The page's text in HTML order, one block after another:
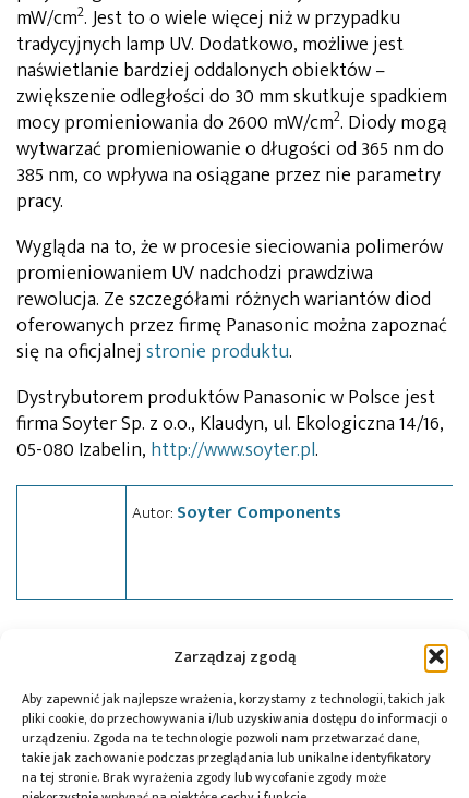
Zarządzaj zgodą
Aby zapewnić jak najlepsze wrażenia, korzystamy z technologii, takich jak
pliki cookie, do przechowywania i/lub uzyskiwania dostępu do informacji o
urządzeniu. Zgoda na te technologie pozwoli nam przetwarzać dane,
takie jak zachowanie podczas przeglądania lub unikalne identyfikatory
na tej stronie. Brak wyrażenia zgody lub wycofanie zgody może
mW/cm2. Jest to o wiele więcej niż w przypadku
tradycyjnych lamp UV. Dodatkowo, możliwe jest
naświetlanie bardziej oddalonych obiektów –
zwiększenie odległości do 30 mm skutkuje spadkiem
mocy promieniowania do 2600 mW/cm2. Diody mogą
wytwarzać promieniowanie o długości od 365 nm do
385 nm, co wpływa na osiągane przez nie parametry
pracy.
Wygląda na to, że w procesie sieciowania polimerów
promieniowaniem UV nadchodzi prawdziwa
rewolucja. Ze szczegółami różnych wariantów diod
oferowanych przez firmę Panasonic można zapoznać
się na oficjalnej stronie produktu.
Dystrybutorem produktów Panasonic w Polsce jest
firma Soyter Sp. z o.o., Klaudyn, ul. Ekologiczna 14/16,
05-080 Izabelin, http://www.soyter.pl.
Autor: Soyter Components
Soyter
Przeczytaj również: